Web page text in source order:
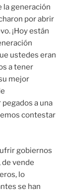
la generación
por abrir
¡Hoy están
ustedes eran
a tener
mejor
a una
contestar
gobiernos
vende
lo
se han